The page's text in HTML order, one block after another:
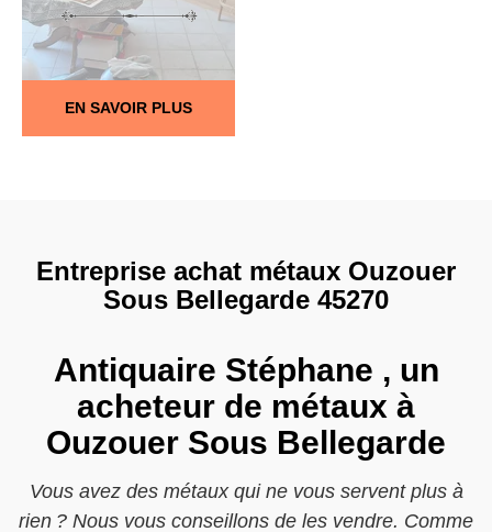
EN SAVOIR PLUS
Entreprise achat métaux Ouzouer
Sous Bellegarde 45270
Antiquaire Stéphane , un
acheteur de métaux à
Ouzouer Sous Bellegarde
Vous avez des métaux qui ne vous servent plus à
rien ? Nous vous conseillons de les vendre. Comme